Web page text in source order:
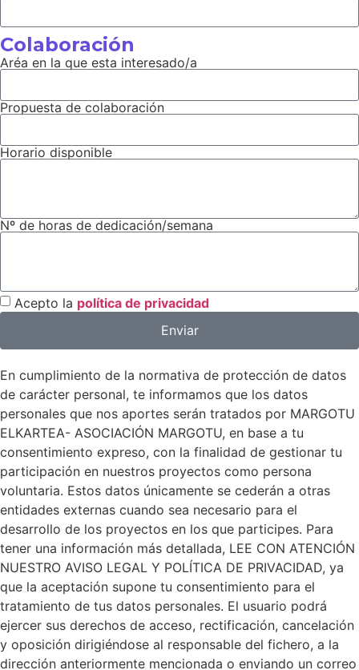
Colaboración
Aréa en la que esta interesado/a
Propuesta de colaboración
Horario disponible
Nº de horas de dedicación/semana
Acepto la política de privacidad
Enviar
En cumplimiento de la normativa de protección de datos
de carácter personal, te informamos que los datos
personales que nos aportes serán tratados por MARGOTU
ELKARTEA- ASOCIACIÓN MARGOTU, en base a tu
consentimiento expreso, con la finalidad de gestionar tu
participación en nuestros proyectos como persona
voluntaria. Estos datos únicamente se cederán a otras
entidades externas cuando sea necesario para el
desarrollo de los proyectos en los que participes. Para
tener una información más detallada, LEE CON ATENCIÓN
NUESTRO AVISO LEGAL Y POLÍTICA DE PRIVACIDAD, ya
que la aceptación supone tu consentimiento para el
tratamiento de tus datos personales. El usuario podrá
ejercer sus derechos de acceso, rectificación, cancelación
y oposición dirigiéndose al responsable del fichero, a la
dirección anteriormente mencionada o enviando un correo